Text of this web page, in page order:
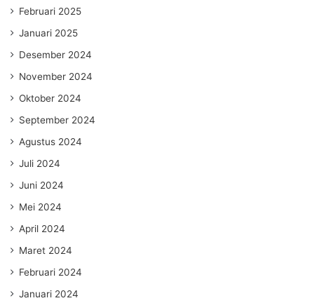
Februari 2025
Januari 2025
Desember 2024
November 2024
Oktober 2024
September 2024
Agustus 2024
Juli 2024
Juni 2024
Mei 2024
April 2024
Maret 2024
Februari 2024
Januari 2024